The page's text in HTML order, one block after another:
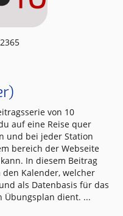
2365
von 10
auf eine Reise quer
und bei jeder Station
bereich der Webseite
In diesem Beitrag
Kalender, welcher
als Datenbasis für das
Übungsplan dient. ...